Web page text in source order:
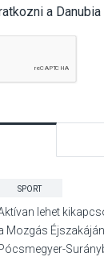
a
SPORT
lehet
Mozgás Éjszakáján